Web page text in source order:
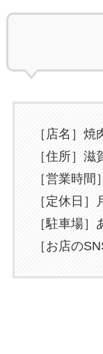
［店名］焼
［住所］
［営業時
［定休日］
［駐車場］
［お店の